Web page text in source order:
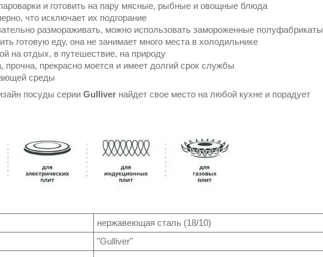
и готовить на пару мясные, рыбные и овощные блюда
что исключает их подгорание
размораживать, можно использовать замороженные полуфабрикаты
готовую еду, она не занимает много места в холодильнике
на отдых, в путешествие, на природу
прочна, прекрасно моется и имеет долгий срок службы
среды
посуды серии Gulliver найдет свое место на любой кухне и порадует
нержавеющая сталь (18/10)
"Gulliver"